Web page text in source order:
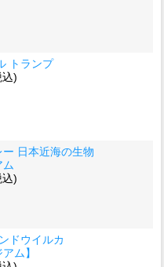
トランプ
)
日本近海の生物
ム
)
ドウイルカ
ム】